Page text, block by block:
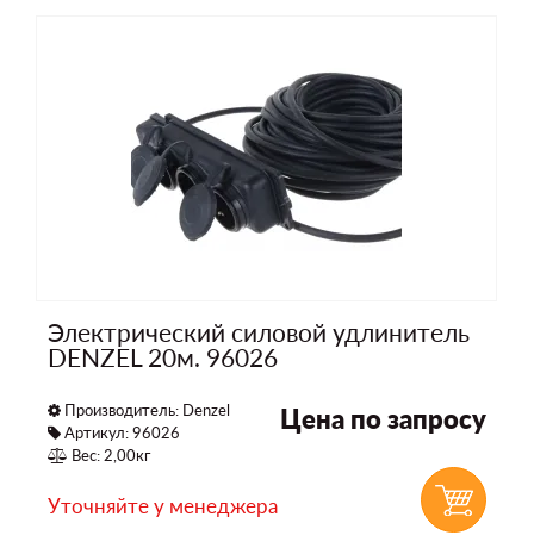
Электрический силовой удлинитель
DENZEL 20м. 96026
Производитель: Denzel
Артикул: 96026
Вес: 2,00кг
Цена по запросу
Уточняйте у менеджера